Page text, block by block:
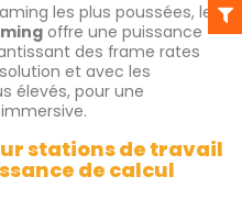
les plus poussées, le
offre une puissance
des frame rates
et avec les
élevés, pour une
stations de travail
de calcul